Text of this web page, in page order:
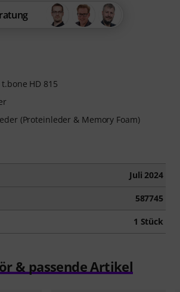
HD 815
(Proteinleder & Memory Foam)
Juli 2024
587745
1 Stück
& passende Artikel